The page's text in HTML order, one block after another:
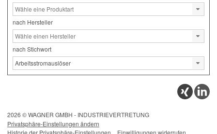
nach Hersteller
nach Stichwort
2026 © WAGNER GMBH - INDUSTRIEVERTRETUNG
Privatsphäre-Einstellungen ändern